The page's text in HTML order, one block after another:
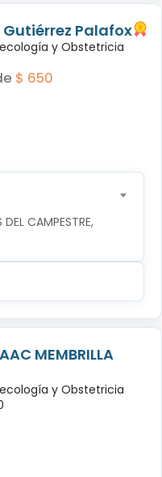
Gutiérrez Palafox
y Obstetricia
$ 650
CAMPESTRE,
MEMBRILLA
y Obstetricia